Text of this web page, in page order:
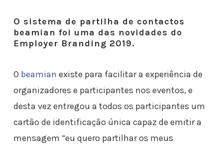
O sistema de partilha de contactos
beamian foi uma das novidades do
Employer Branding 2019.
O beamian existe para facilitar a experiência de
organizadores e participantes nos eventos, e
desta vez entregou a todos os participantes um
cartão de identificação única capaz de emitir a
mensagem “eu quero partilhar os meus